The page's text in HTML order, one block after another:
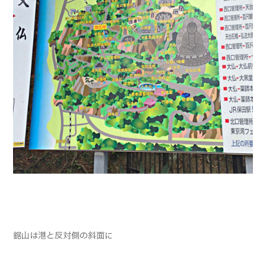
鋸山は港と反対側の斜面に